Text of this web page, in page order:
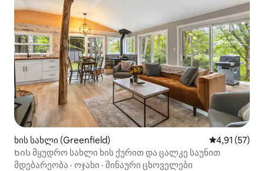
ხის სახლი (Greenfield) საშუალო
4,91 (57)
Ხის მყუდრო სახლი ხის ქურით და ცალკე საუნით
მდებარეობა · ოჯახი · შინაური ცხოველები